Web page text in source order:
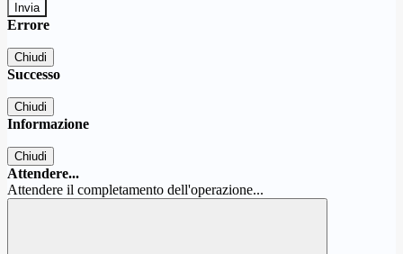
Errore
Chiudi
Successo
Chiudi
Informazione
Chiudi
Attendere...
Attendere il completamento dell'operazione...